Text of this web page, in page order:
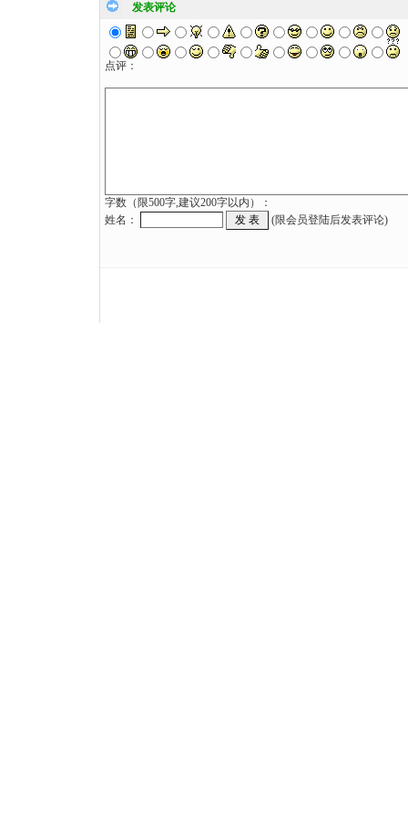
发表评论
点评：
字数（限500字,建议200字以内）：
姓名：
(限会员登陆后发表评论)